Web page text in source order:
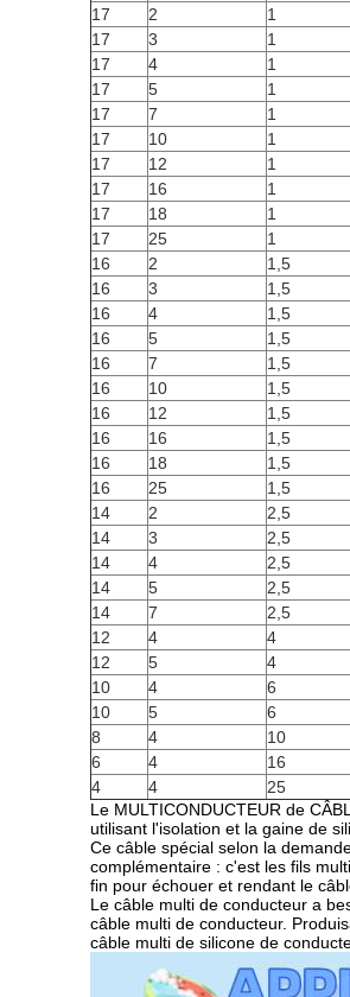
17
2 1
17
3 1
17
4 1
17
5 1
17
7 1
17
10 1
17
12 1
17
16 1
17
18 1
17
25 1
16
2 1,5
16
3 1,5
16
4 1,5
16
5 1,5
16
7 1,5
16
10 1,5
16
12 1,5
16
16 1,5
16
18 1,5
16
25 1,5
14
2 2,5
14
3 2,5
14
4 2,5
14
5 2,5
14
7 2,5
12
4 4
12
5 4
10
4 6
10
5 6
8
4 10
6
4 16
4
4 25
Le MULTICONDUCTEUR de
utilisant l'isolation et la gaine de
Ce câble spécial selon la
complémentaire : c'est les fils
fin pour échouer et rendant le
Le câble multi de conducteur a
câble multi de conducteur.
câble multi de silicone de